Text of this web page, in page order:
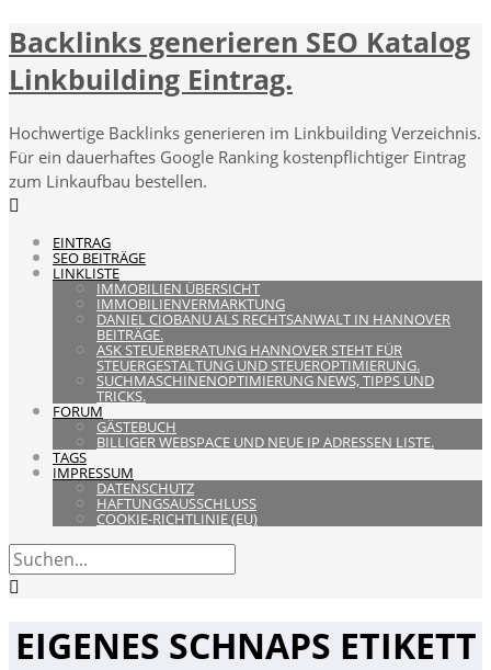
Backlinks generieren SEO Katalog
Linkbuilding Eintrag.
Hochwertige Backlinks generieren im Linkbuilding Verzeichnis.
Für ein dauerhaftes Google Ranking kostenpflichtiger Eintrag
zum Linkaufbau bestellen.
EINTRAG
SEO BEITRÄGE
LINKLISTE
IMMOBILIEN ÜBERSICHT
IMMOBILIENVERMARKTUNG
DANIEL CIOBANU ALS RECHTSANWALT IN HANNOVER
BEITRÄGE.
ASK STEUERBERATUNG HANNOVER STEHT FÜR
STEUERGESTALTUNG UND STEUEROPTIMIERUNG.
SUCHMASCHINENOPTIMIERUNG NEWS, TIPPS UND
TRICKS.
FORUM
GÄSTEBUCH
BILLIGER WEBSPACE UND NEUE IP ADRESSEN LISTE.
TAGS
IMPRESSUM
DATENSCHUTZ
HAFTUNGSAUSSCHLUSS
COOKIE-RICHTLINIE (EU)
EIGENES SCHNAPS ETIKETT